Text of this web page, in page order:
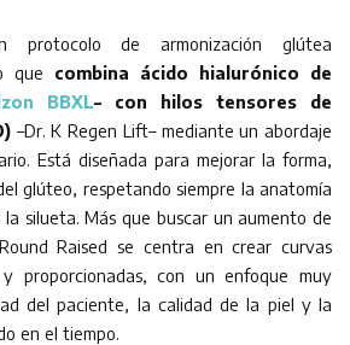
de armonización glútea
que combina ácido hialurónico de
BBXL– con hilos tensores de
–Dr. K Regen Lift– mediante un abordaje
Está diseñada para mejorar la forma,
glúteo, respetando siempre la anatomía
silueta. Más que buscar un aumento de
Raised se centra en crear curvas
proporcionadas, con un enfoque muy
del paciente, la calidad de la piel y la
en el tiempo.